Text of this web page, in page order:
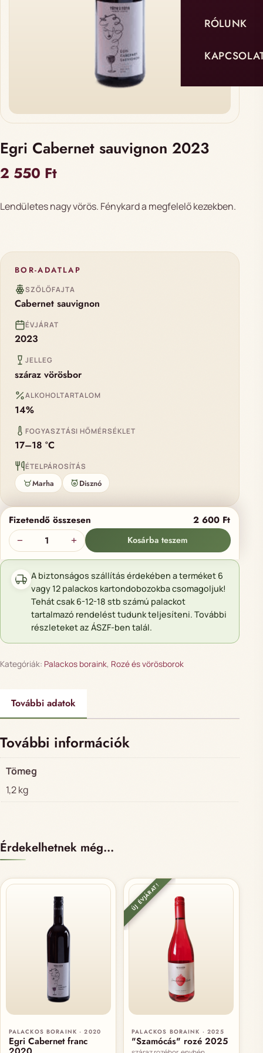
RÓLUNK
Egri Cabernet sauvignon 2023
2 550 Ft
Lendületes nagy vörös. Fénykard a megfelelő kezekben.
BOR-ADATLAP
SZŐLŐFAJTA
Cabernet sauvignon
ÉVJÁRAT
2023
JELLEG
száraz vörösbor
ALKOHOLTARTALOM
14%
FOGYASZTÁSI HŐMÉRSÉKLET
17–18 °C
ÉTELPÁROSÍTÁS
Marha Disznó
Fizetendő összesen 2 600 Ft
Egri Cabernet sauvignon 2023 mennyiség
− + Kosárba teszem
A biztonságos szállítás érdekében a terméket 6
vagy 12 palackos kartondobozokba csomagoljuk!
Tehát csak 6-12-18 stb számú palackot
tartalmazó rendelést tudunk teljesíteni. További
részleteket az ÁSZF-ben talál.
Kategóriák: Palackos boraink, Rozé és vörösborok
További adatok
További információk
Tömeg
1,2 kg
Érdekelhetnek még…
PALACKOS BORAINK · 2020
Egri Cabernet franc
ÚJ ÉVJÁRAT!
PALACKOS BORAINK · 2025
"Szamócás" rozé 2025